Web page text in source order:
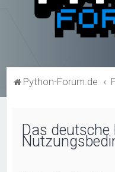
Python-Forum.de
Das